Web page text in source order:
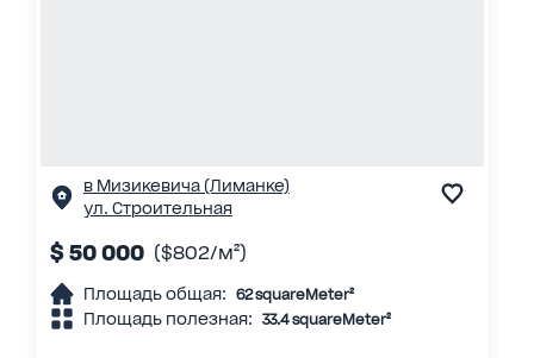
в Мизикевича (Лиманке)
ул. Строительная
$ 50 000 ($802/м²)
Площадь общая: 62 squareMeter²
Площадь полезная: 33.4 squareMeter²